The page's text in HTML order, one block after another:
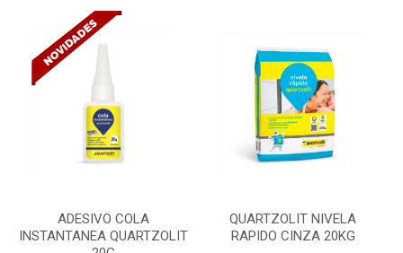
ADESIVO COLA
INSTANTANEA QUARTZOLIT
QUARTZOLIT NIVELA
RAPIDO CINZA 20KG